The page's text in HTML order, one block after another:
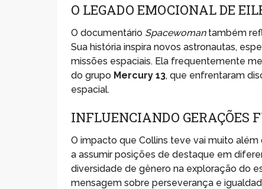
O LEGADO EMOCIONAL DE
O documentário Spacewomantambém
Sua história inspira novos astronautas,
missões espaciais. Ela frequentemente
do grupo Mercury 13, que enfrentaram
espacial.
INFLUENCIANDO GERAÇÕES
O impacto que Collins teve vai muito além
a assumir posições de destaque em
diversidade de gênero na exploração do
mensagem sobre perseverança e